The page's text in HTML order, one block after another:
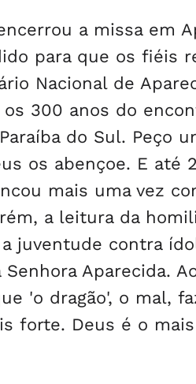
a missa em
para que os fiéis
Nacional de
os 300 anos do
do Sul. Peço
os abençoe. E até
mais uma vez
a leitura da
juventude contra
Aparecida.
'o dragão', o mal,
forte. Deus é o